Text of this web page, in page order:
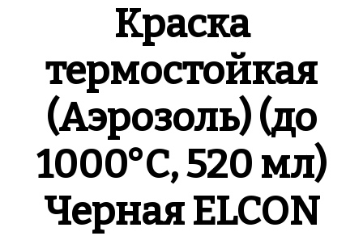
Краска
термостойкая
(Аэрозоль) (до
1000°С, 520 мл)
Черная ELCON